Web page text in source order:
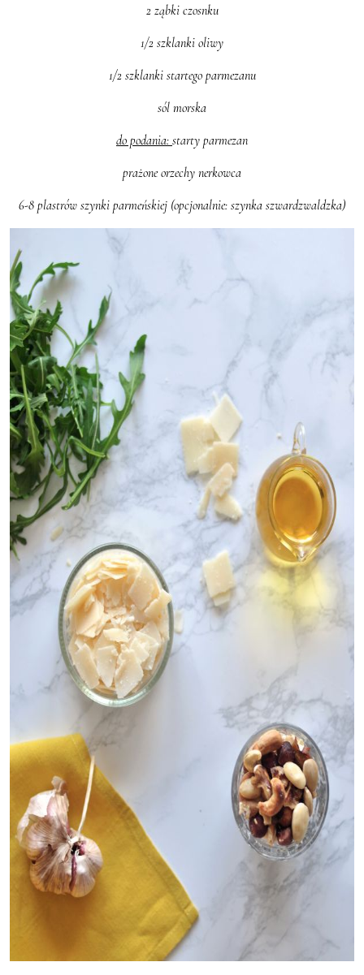
2 ząbki czosnku
1/2 szklanki oliwy
1/2 szklanki startego parmezanu
sól morska
do podania: starty parmezan
prażone orzechy nerkowca
6-8 plastrów szynki parmeńskiej (opcjonalnie: szynka szwardzwaldzka)